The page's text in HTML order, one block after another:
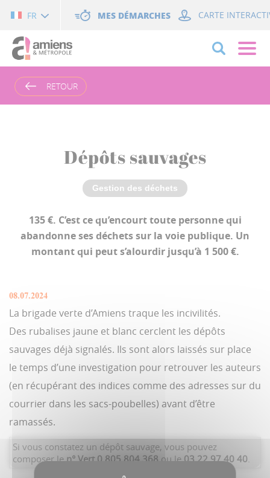
FR MES DÉMARCHES CARTE
RETOUR
Dépôts sauvages
Gestion des déchets
135 €. C’est ce qu’encourt toute personne qui
abandonne ses déchets sur la voie publique. Un
montant qui peut s’alourdir jusqu’à 1 500 €.
08.07.2024
La brigade verte d’Amiens traque les incivilités.
Des rubalises jaune et blanc cerclent les dépôts
sauvages déjà signalés. Ils sont alors laissés sur place
le temps d’une investigation pour retrouver les auteurs
(en récupérant des indices comme des adresses sur du
courrier dans les sacs-poubelles) avant d’être
ramassés.
Si vous constatez un dépôt sauvage, vous pouvez
composer len° Vert 0 805 804 368 ou le03 22 97 40 40.